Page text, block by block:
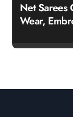
Net Sarees
Wear,